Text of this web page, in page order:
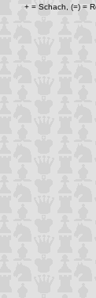
+ = Schach, (=) =